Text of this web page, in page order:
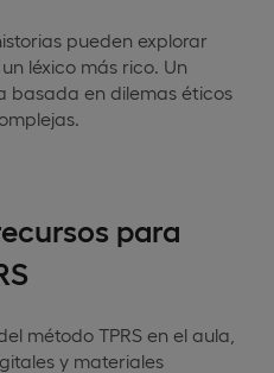
pueden explorar
léxico más rico. Un
basada en dilemas éticos
para
método TPRS en el aula,
y materiales